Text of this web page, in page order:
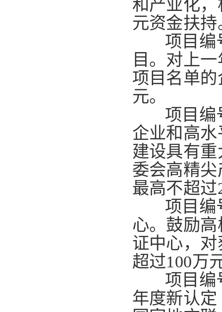
和产业化
元资金扶持
项目编
目。 对上
项目名单
元。
项目编
企业和高
建设具有
委会高精
最高不超过
项目编
心。 鼓励
证中心，
超过100万
项目编
年度新认